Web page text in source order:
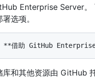
Enterprise Server。
署选项。
库和其他资源由 GitHub